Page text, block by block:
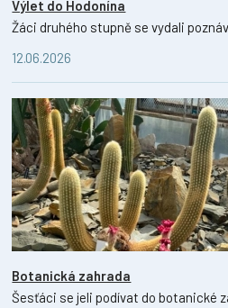
Výlet do Hodonína
Žáci druhého stupně se vydali
12.06.2026
Botanická zahrada
Šesťáci se jeli podívat do botanické